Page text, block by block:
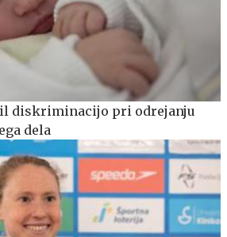
diskriminacijo pri odrejanju
dela